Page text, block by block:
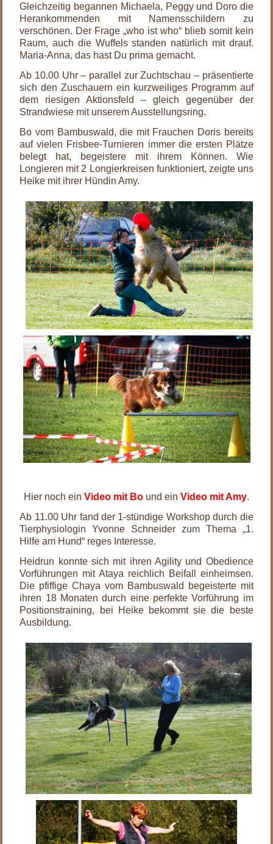
Gleichzeitig begannen Michaela, Peggy und Doro die
Herankommenden mit Namensschildern zu
verschönen. Der Frage „who ist who“ blieb somit kein
Raum, auch die Wuffels standen natürlich mit drauf.
Maria-Anna, das hast Du prima gemacht.
Ab 10.00 Uhr – parallel zur Zuchtschau – präsentierte
sich den Zuschauern ein kurzweiliges Programm auf
dem riesigen Aktionsfeld – gleich gegenüber der
Strandwiese mit unserem Ausstellungsring.
Bo vom Bambuswald, die mit Frauchen Doris bereits
auf vielen Frisbee-Turnieren immer die ersten Plätze
belegt hat, begeistere mit ihrem Können. Wie
Longieren mit 2 Longierkreisen funktioniert, zeigte uns
Heike mit ihrer Hündin Amy.
Hier noch ein Video mit Bo und ein Video mit Amy.
Ab 11.00 Uhr fand der 1-stündige Workshop durch die
Tierphysiologin Yvonne Schneider zum Thema „1.
Hilfe am Hund“ reges Interesse.
Heidrun konnte sich mit ihren Agility und Obedience
Vorführungen mit Ataya reichlich Beifall einheimsen.
Die pfiffige Chaya vom Bambuswald begeisterte mit
ihren 18 Monaten durch eine perfekte Vorführung im
Positionstraining, bei Heike bekommt sie die beste
Ausbildung.